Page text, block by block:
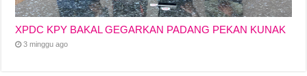
XPDC KPY BAKAL GEGARKAN PADANG PEKAN KUNAK
3 minggu ago